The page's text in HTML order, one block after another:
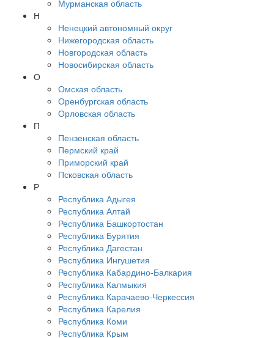
Мурманская область
Н
Ненецкий автономный округ
Нижегородская область
Новгородская область
Новосибирская область
О
Омская область
Оренбургская область
Орловская область
П
Пензенская область
Пермский край
Приморский край
Псковская область
Р
Республика Адыгея
Республика Алтай
Республика Башкортостан
Республика Бурятия
Республика Дагестан
Республика Ингушетия
Республика Кабардино-Балкария
Республика Калмыкия
Республика Карачаево-Черкессия
Республика Карелия
Республика Коми
Республика Крым